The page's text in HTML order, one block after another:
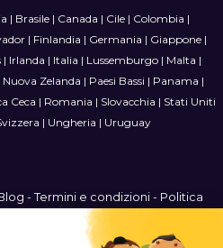
| Brasile | Canada | Cile | Colombia |
| Finlandia | Germania | Giappone|
| Irlanda | Italia | Lussemburgo | Malta |
Nuova Zelanda | Paesi Bassi | Panama |
Ceca | Romania | Slovacchia | Stati Uniti
| Ungheria | Uruguay
- Termini e condizioni - Politica
Mappa del sito